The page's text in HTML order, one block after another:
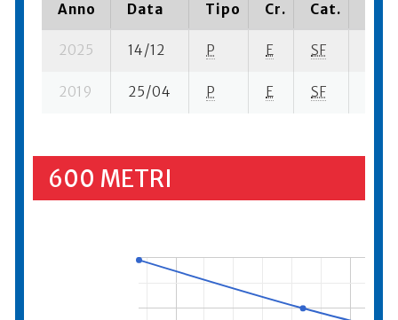
Anno Data Tipo Cr. Cat.
2025 14/12 P E SF
2019 25/04 P E SF
600 METRI